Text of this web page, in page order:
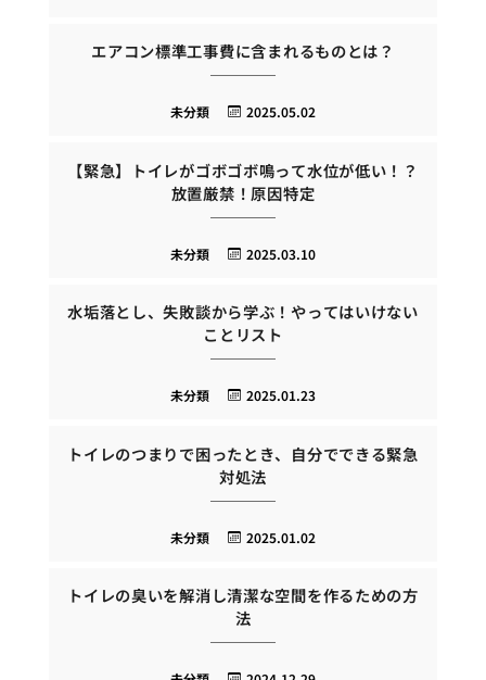
エアコン標準工事費に含まれるものとは？
2025.05.02
未分類
【緊急】トイレがゴボゴボ鳴って水位が低い！？
放置厳禁！原因特定
2025.03.10
未分類
水垢落とし、失敗談から学ぶ！やってはいけない
ことリスト
2025.01.23
未分類
トイレのつまりで困ったとき、自分でできる緊急
対処法
2025.01.02
未分類
トイレの臭いを解消し清潔な空間を作るための方
法